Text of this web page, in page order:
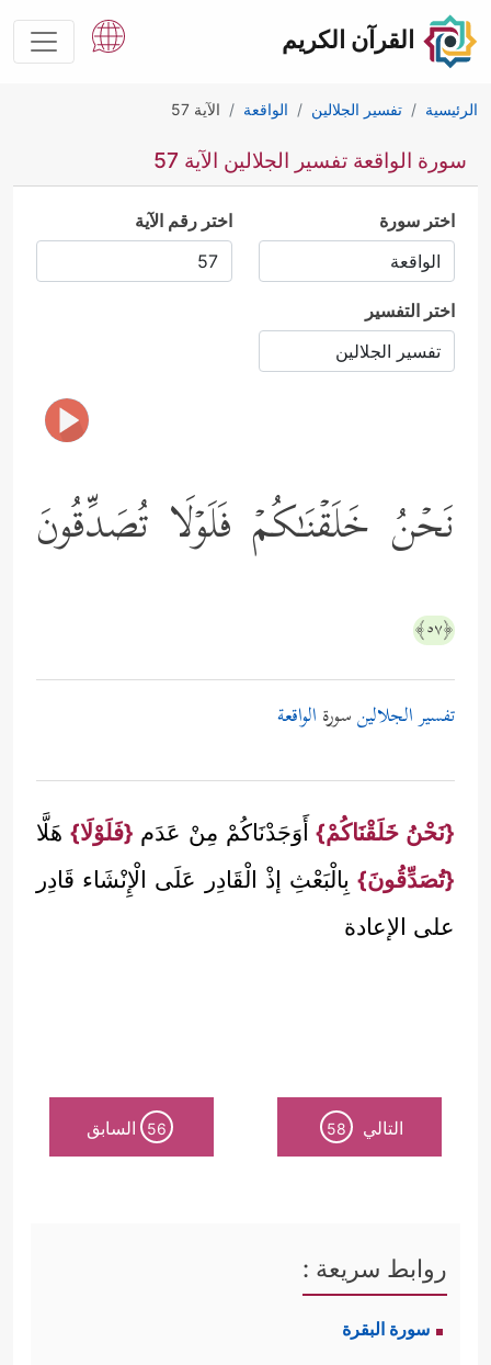
القرآن الكريم
الرئيسية تفسير الجلالين الواقعة الآية 57
سورة الواقعة تفسير الجلالين الآية 57
اختر سورة اختر رقم الآية
اختر التفسير
نَحۡنُ خَلَقۡنَـٰكُمۡ فَلَوۡلَا تُصَدِّقُونَ
﴿٥٧﴾
تفسير الجلالينسورة الواقعة
{نَحْنُ خَلَقْنَاكُمْ}أَوَجَدْنَاكُمْ مِنْ عَدَم {فَلَوْلَا} هَلَّا
{تُصَدِّقُونَ} بِالْبَعْثِ إذْ الْقَادِر عَلَى الْإِنْشَاء قَادِر
على الإعادة
التالي 58
56 السابق
روابط سريعة :
سورة البقرة